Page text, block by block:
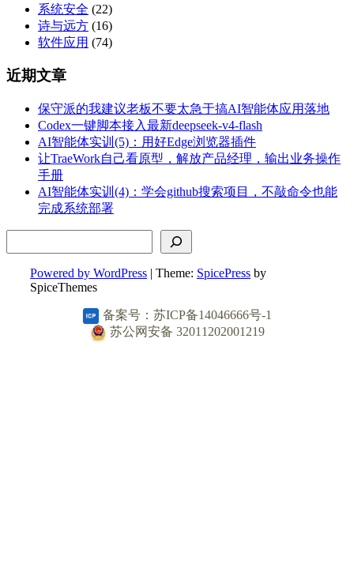
系统安全 (22)
诗与远方 (16)
软件应用 (74)
近期文章
保守派的我建议老板不要太急于搞AI智能体应用落地
Codex一键脚本接入最新deepseek-v4-flash
AI智能体实训(5)：用好Edge浏览器插件
让TraeWork自己看原型，解放产品经理，输出业务操作
手册
AI智能体实训(4)：学会github搜索项目，不敲命令也能
完成系统部署
Powered by WordPress | Theme: SpicePress by
SpiceThemes
备案号：苏ICP备14046666号-1
苏公网安备 32011202001219